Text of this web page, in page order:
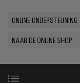
worden
ervaren.
Datacenter
en
DC-
OS
klemmen
gemaakte
Verkoop Support
eShop
Aanvraag
Bedrijf
en
Studenten
BEZOEK
ONLINE ONDERSTEUNING
NAAR DE ONLINE SHOP